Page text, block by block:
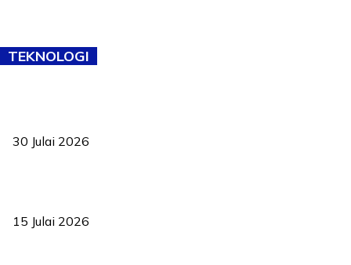
TEKNOLOGI
30 Julai 2026
15 Julai 2026